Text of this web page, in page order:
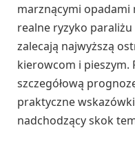
marznącymi opadami
realne ryzyko
zalecają najwyższą
kierowcom i pieszym.
szczegółową
praktyczne
nadchodzący skok